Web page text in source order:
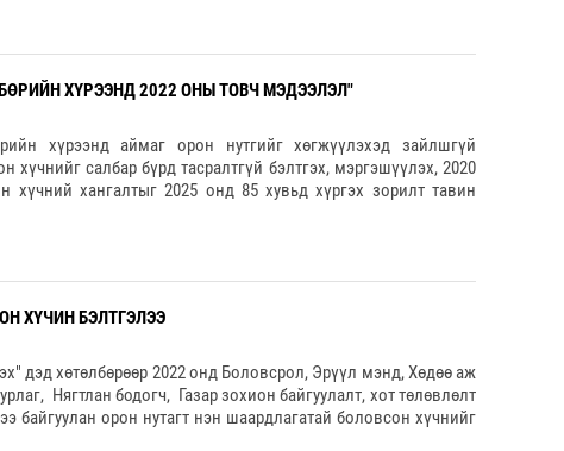
ХҮРЭЭНД 2022 ОНЫ ТОВЧ МЭДЭЭЛЭЛ"
хүрээнд аймаг орон нутгийг хөгжүүлэхэд зайлшгүй
салбар бүрд тасралтгүй бэлтгэх, мэргэшүүлэх, 2020
хүчний хангалтыг 2025 онд 85 хувьд хүргэх зорилт тавин
ХҮЧИН БЭЛТГЭЛЭЭ
дэд хөтөлбөрөөр 2022 онд Боловсрол, Эрүүл мэнд, Хөдөө аж
Нягтлан бодогч, Газар зохион байгуулалт, хот төлөвлөлт
байгуулан орон нутагт нэн шаардлагатай боловсон хүчнийг